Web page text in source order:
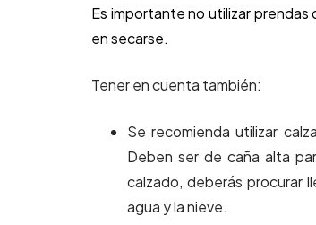
Es importante no utilizar
en secarse.
Tener en cuenta también:
Se recomienda utilizar
Deben ser de caña alta
calzado, deberás procurar
agua y la nieve.